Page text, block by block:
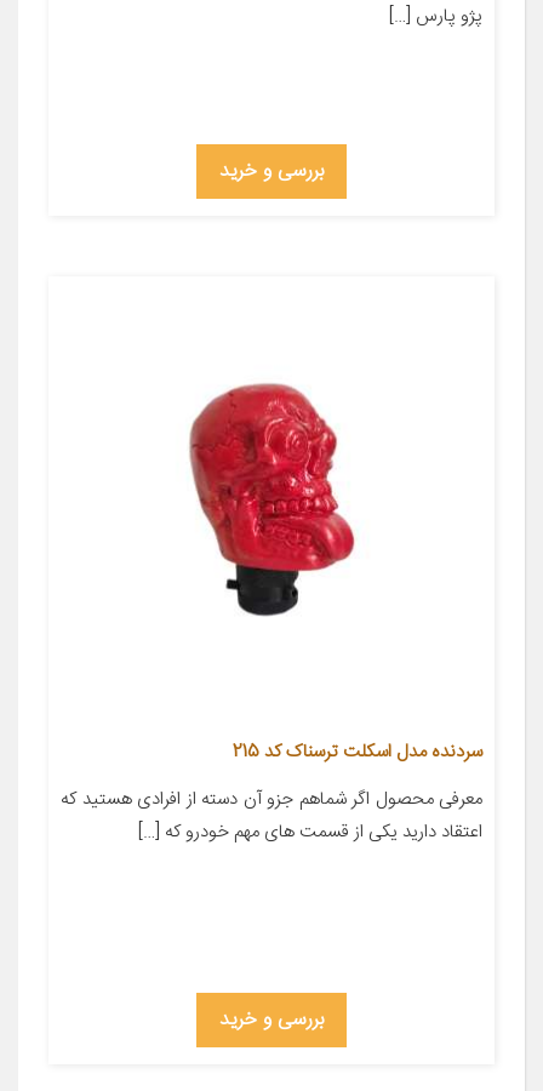
پژو پارس […]
بررسی و خرید
سردنده مدل اسکلت ترسناک کد 215
معرفی محصول اگر شماهم جزو آن دسته از افرادی هستید که
اعتقاد دارید یکی از قسمت های مهم خودرو که […]
بررسی و خرید